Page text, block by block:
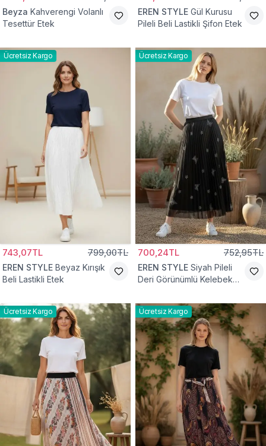
Beyza Kahverengi Volanlı
Tesettür Etek
EREN STYLE Gül Kurusu
Pileli Beli Lastikli Şifon Etek
Ücretsiz Kargo
743,07TL 799,00TL
EREN STYLE Beyaz Kırışık
Beli Lastikli Etek
Ücretsiz Kargo
700,24TL 752,95TL
EREN STYLE Siyah Pileli
Deri Görünümlü Kelebek
Viskon Etek
Ücretsiz Kargo Ücretsiz Kargo